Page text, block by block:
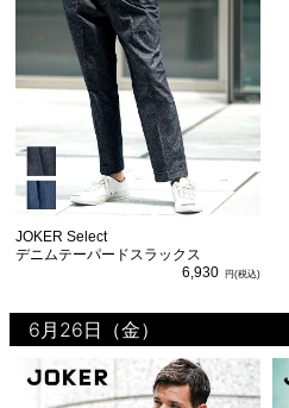
JOKER Select
デニムテーパードスラックス
6,930
6月26日（金）